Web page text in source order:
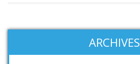
ARCHIVES